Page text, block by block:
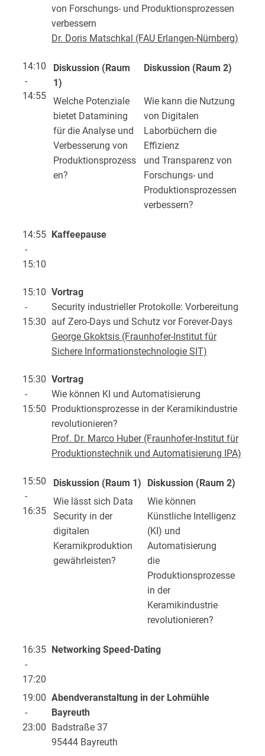
von Forschungs- und Produktionsprozessen
verbessern
Dr. Doris Matschkal (FAU Erlangen-Nürnberg)
14:10
-
14:55
Diskussion (Raum
1)
Diskussion (Raum 2)
Welche Potenziale
bietet Datamining
für die Analyse und
Verbesserung von
Produktionsprozess
en?
Wie kann die Nutzung
von Digitalen
Laborbüchern die
Effizienz
und Transparenz von
Forschungs- und
Produktionsprozessen
verbessern?
14:55
-
15:10
Kaffeepause
15:10
-
15:30
Vortrag
Security industrieller Protokolle: Vorbereitung
auf Zero-Days und Schutz vor Forever-Days
George Gkoktsis (Fraunhofer-Institut für
Sichere Informationstechnologie SIT)
15:30
-
15:50
Vortrag
Wie können KI und Automatisierung
Produktionsprozesse in der Keramikindustrie
revolutionieren?
Prof. Dr. Marco Huber (Fraunhofer-Institut für
Produktionstechnik und Automatisierung IPA)
15:50
-
16:35
Diskussion (Raum 1)
Diskussion (Raum 2)
Wie lässt sich Data
Security in der
digitalen
Keramikproduktion
gewährleisten?
Wie können
Künstliche Intelligenz
(KI) und
Automatisierung
die
Produktionsprozesse
in der
Keramikindustrie
revolutionieren?
16:35
-
17:20
Networking Speed-Dating
19:00
-
23:00
Abendveranstaltung in der Lohmühle
Bayreuth
Badstraße 37
95444 Bayreuth